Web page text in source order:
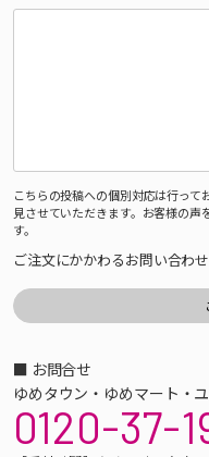
こちらの投稿への個別対応は行っ
見させていただきます。お客様の声
す。
ご注文にかかわるお問い合わ
■ お問合せ
ゆめタウン・ゆめマート・
0120-37-